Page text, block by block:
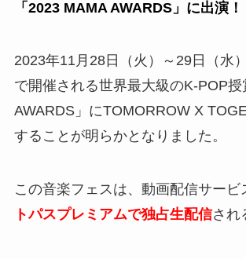
「2023 MAMA AWARDS」に出演！
2023年11月28日（火）～29日（水
で開催される世界最大級のK-POP
AWARDS」にTOMORROW X
することが明らかとなりました。
この音楽フェスは、動画配信サービ
トパスプレミアムで独占生配信され